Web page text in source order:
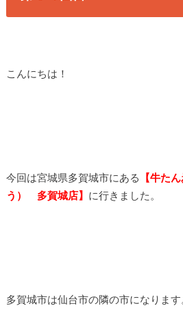
こんにちは！
今回は宮城県多賀城市にある
【牛た
う） 多賀城店】 に行きました。
多賀城市は仙台市の隣の市になります